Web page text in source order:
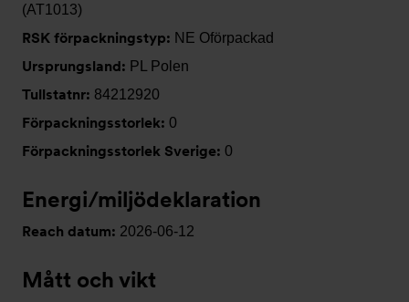
(AT1013)
RSK förpackningstyp: NE Oförpackad
Ursprungsland: PL Polen
Tullstatnr: 84212920
Förpackningsstorlek: 0
Förpackningsstorlek Sverige: 0
Energi/miljödeklaration
Reach datum: 2026-06-12
Mått och vikt